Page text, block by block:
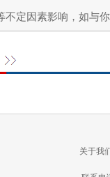
不定因素影响，如与
关于我